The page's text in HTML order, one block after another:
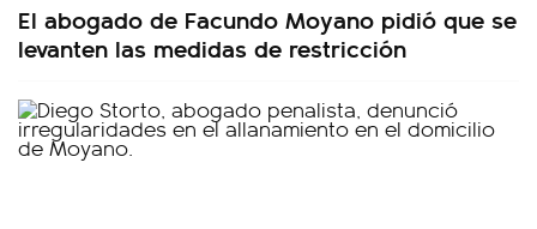
El abogado de Facundo Moyano pidió que se
levanten las medidas de restricción